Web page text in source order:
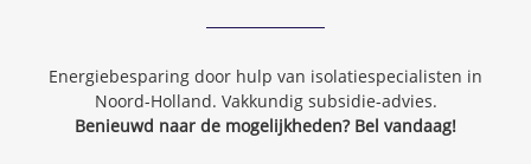
Energiebesparing door hulp van isolatiespecialisten in
Noord-Holland. Vakkundig subsidie-advies.
Benieuwd naar de mogelijkheden? Bel vandaag!